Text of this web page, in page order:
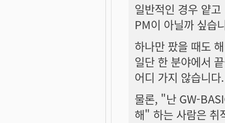
일반적인 경우 얕
PM이 아닐까 싶습
하나만 팠을 때도
일단 한 분야에서
어디 가지 않습니다.
물론, "난 GW-
해" 하는 사람은 취